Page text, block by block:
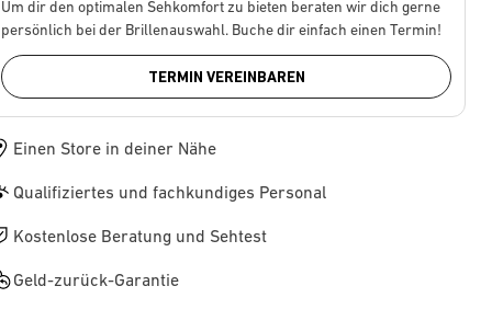
Um dir den optimalen Sehkomfort zu bieten beraten wir dich gerne
persönlich bei der Brillenauswahl. Buche dir einfach einen Termin!
TERMIN VEREINBAREN
Einen Store in deiner Nähe
Qualifiziertes und fachkundiges Personal
Kostenlose Beratung und Sehtest
Geld-zurück-Garantie